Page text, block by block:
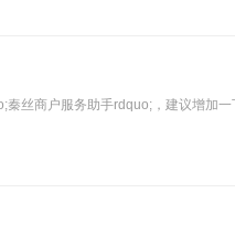
秦丝商户服务助手rdquo;，建议增加